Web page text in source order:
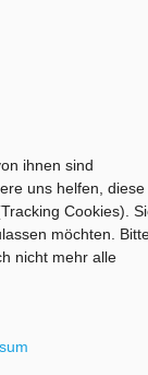
ihnen sind
uns helfen, diese
Cookies).
möchten.
nicht mehr alle